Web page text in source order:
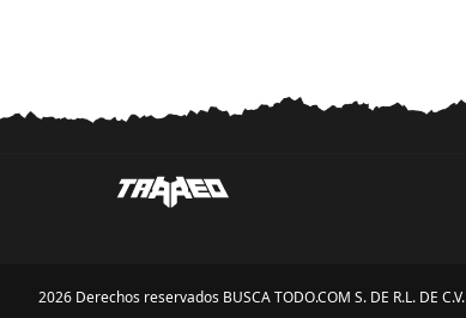
2026 Derechos reservados BUSCA TODO.COM S. DE R.L. DE C.V.